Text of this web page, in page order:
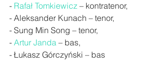
- Rafał Tomkiewicz – kontratenor,
- Aleksander Kunach – tenor,
- Sung Min Song – tenor,
- Artur Janda – bas,
- Łukasz Górczyński – bas